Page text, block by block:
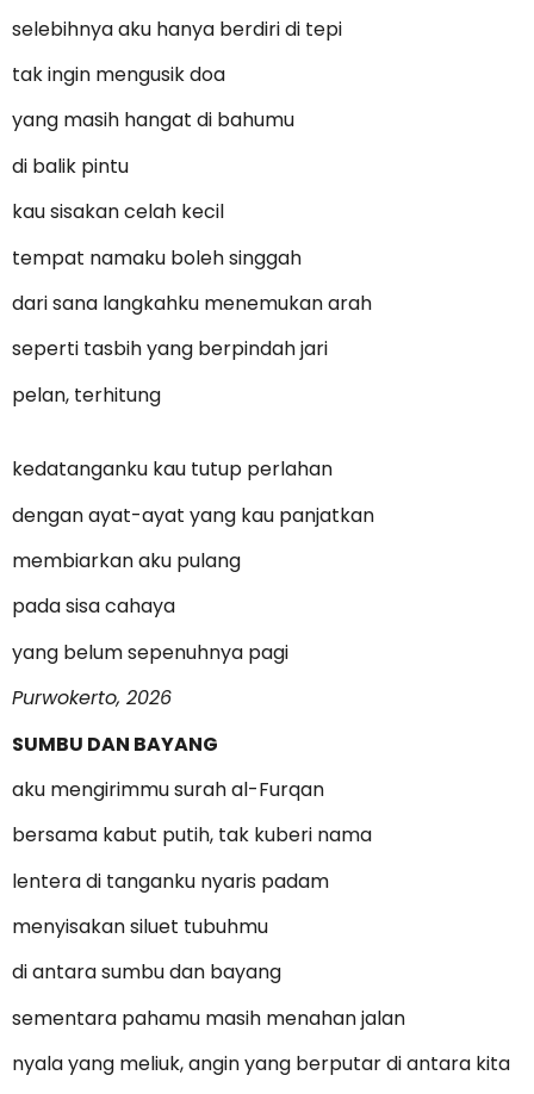
selebihnya aku hanya berdiri di tepi
tak ingin mengusik doa
yang masih hangat di bahumu
di balik pintu
kau sisakan celah kecil
tempat namaku boleh singgah
dari sana langkahku menemukan arah
seperti tasbih yang berpindah jari
pelan, terhitung
kedatanganku kau tutup perlahan
dengan ayat-ayat yang kau panjatkan
membiarkan aku pulang
pada sisa cahaya
yang belum sepenuhnya pagi
Purwokerto, 2026
SUMBU DAN BAYANG
aku mengirimmu surah al-Furqan
bersama kabut putih, tak kuberi nama
lentera di tanganku nyaris padam
menyisakan siluet tubuhmu
di antara sumbu dan bayang
sementara pahamu masih menahan jalan
nyala yang meliuk, angin yang berputar di antara kita